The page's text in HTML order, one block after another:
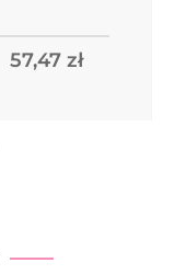
57,47 zł